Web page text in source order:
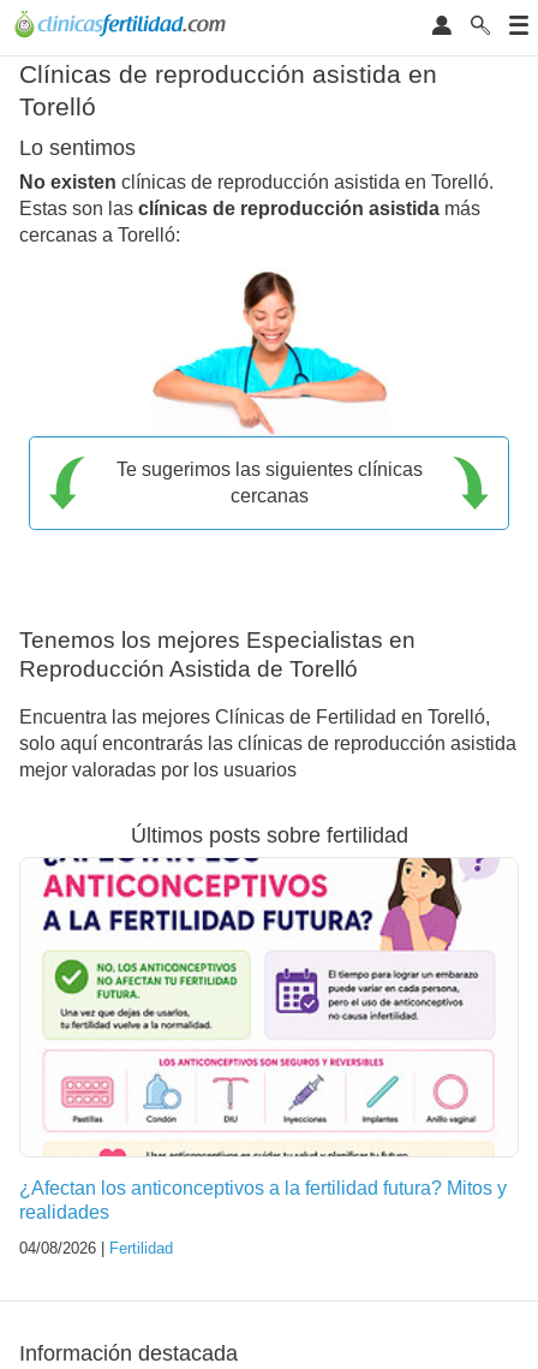
Clínicas de reproducción asistida en
Torelló
Lo sentimos
No existen clínicas de reproducción asistida en Torelló.
Estas son las clínicas de reproducción asistida más
cercanas a Torelló:
Te sugerimos las siguientes clínicas
cercanas
Tenemos los mejores Especialistas en
Reproducción Asistida de Torelló
Encuentra las mejores Clínicas de Fertilidad en Torelló,
solo aquí encontrarás las clínicas de reproducción asistida
mejor valoradas por los usuarios
Últimos posts sobre fertilidad
¿Afectan los anticonceptivos a la fertilidad futura? Mitos y
realidades
04/08/2026 | Fertilidad
Información destacada